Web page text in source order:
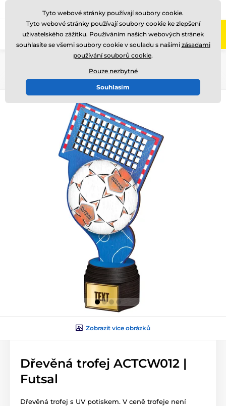
Zavolejte nám (Po-Pá 8-17)
Zobrazit více obrázků
Dřevěná trofej ACTCW012 |
Futsal
Dřevěná trofej s UV potiskem. V ceně trofeje není
Tyto webové stránky používají soubory cookie.
Tyto webové stránky používají soubory cookie ke zlepšení
uživatelského zážitku. Používáním našich webových stránek
souhlasíte se všemi soubory cookie v souladu s našimi zásadami
používání souborů cookie.
Pouze nezbytné
Souhlasím